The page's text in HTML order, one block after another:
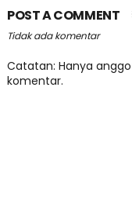
POST A COMMENT
Tidak ada komentar
Catatan: Hanya
komentar.